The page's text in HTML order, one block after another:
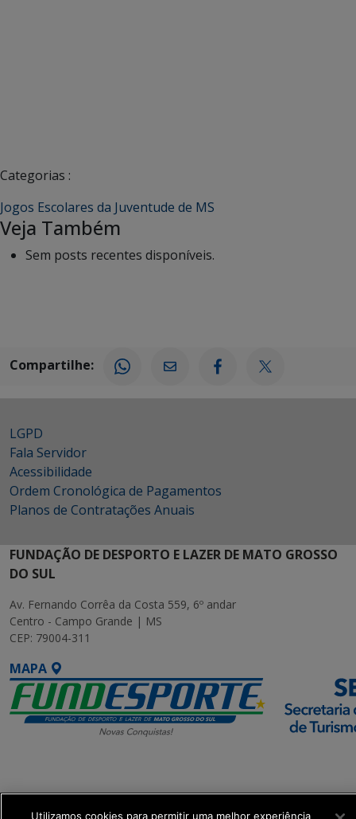
Categorias :
Jogos Escolares da Juventude de MS
Veja Também
Sem posts recentes disponíveis.
Compartilhe:
LGPD
Fala Servidor
Acessibilidade
Ordem Cronológica de Pagamentos
Planos de Contratações Anuais
FUNDAÇÃO DE DESPORTO E LAZER DE MATO GROSSO
DO SUL
Av. Fernando Corrêa da Costa 559, 6º andar
Centro - Campo Grande | MS
CEP: 79004-311
MAPA
Executiva de
Transformação Digital
Utilizamos cookies para permitir uma melhor experiência